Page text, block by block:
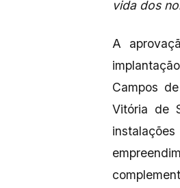
vida dos
A
Campos
Vitória de